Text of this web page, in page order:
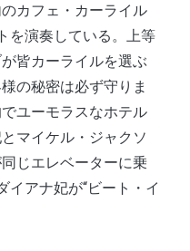
カフェ・カーライル
を演奏している。上等
皆カーライルを選ぶ
の秘密は必ず守りま
ユーモラスなホテル
マイケル・ジャクソ
じエレベーターに乗
イアナ妃が“ビート・イ